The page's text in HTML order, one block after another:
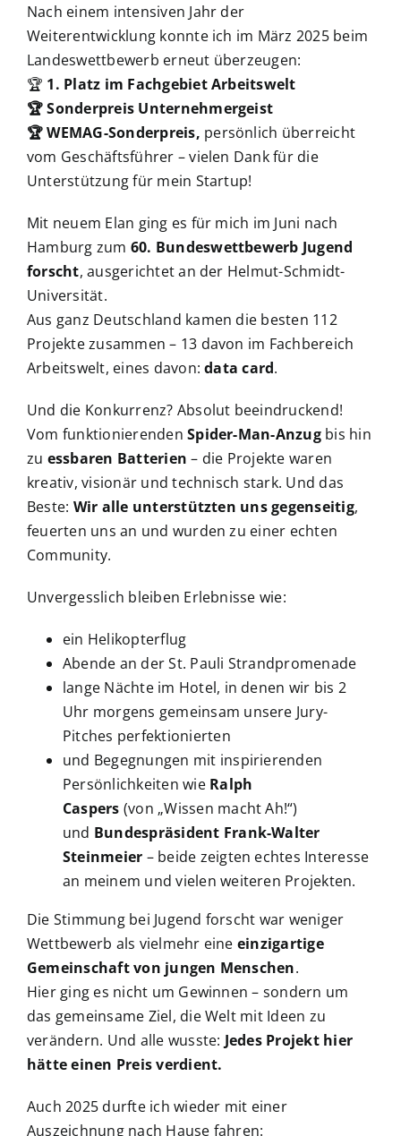
Nach einem intensiven Jahr der
Weiterentwicklung konnte ich im März 2025 beim
Landeswettbewerb erneut überzeugen:
🏆 1. Platz im Fachgebiet Arbeitswelt
🏆 Sonderpreis Unternehmergeist
🏆 WEMAG-Sonderpreis, persönlich überreicht
vom Geschäftsführer – vielen Dank für die
Unterstützung für mein Startup!
Mit neuem Elan ging es für mich im Juni nach
Hamburg zum 60. Bundeswettbewerb Jugend
forscht, ausgerichtet an der Helmut-Schmidt-
Universität.
Aus ganz Deutschland kamen die besten 112
Projekte zusammen – 13 davon im Fachbereich
Arbeitswelt, eines davon:data card.
Und die Konkurrenz? Absolut beeindruckend!
Vom funktionierendenSpider-Man-Anzugbis hin
zu essbaren Batterien – die Projekte waren
kreativ, visionär und technisch stark. Und das
Beste: Wir alle unterstützten uns gegenseitig,
feuerten uns an und wurden zu einer echten
Community.
Unvergesslich bleiben Erlebnisse wie:
ein Helikopterflug
Abende an der St. Pauli Strandpromenade
lange Nächte im Hotel, in denen wir bis 2
Uhr morgens gemeinsam unsere Jury-
Pitches perfektionierten
und Begegnungen mit inspirierenden
Persönlichkeiten wie Ralph
Caspers (von „Wissen macht Ah!“)
und Bundespräsident Frank-Walter
Steinmeier – beide zeigten echtes Interesse
an meinem und vielen weiteren Projekten.
Die Stimmung bei Jugend forscht war weniger
Wettbewerb als vielmehr eine einzigartige
Gemeinschaft von jungen Menschen.
Hier ging es nicht um Gewinnen – sondern um
das gemeinsame Ziel, die Welt mit Ideen zu
verändern. Und alle wusste: Jedes Projekt hier
hätte einen Preis verdient.
Auch 2025 durfte ich wieder mit einer
Auszeichnung nach Hause fahren: